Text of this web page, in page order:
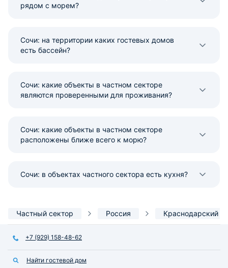
рядом с морем?
Сочи: на территории каких гостевых домов
есть бассейн?
Сочи: какие объекты в частном секторе
являются проверенными для проживания?
Сочи: какие объекты в частном секторе
расположены ближе всего к морю?
Сочи: в объектах частного сектора есть кухня?
Частный сектор Россия Краснодарский
+7 (929) 158-48-62
Найти гостевой дом